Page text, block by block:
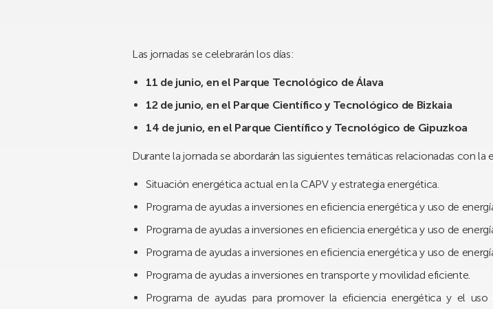
Las jornadas se celebrarán los días:
11 de junio, en el Parque Tecnológico de Álava
12 de junio, en el Parque Científico y Tecnológico de Bizkaia
14 de junio, en el Parque Científico y Tecnológico de Gipuzkoa
Durante la jornada se abordarán las siguientes temáticas relacionadas con la
Situación energética actual en la CAPV y estrategia energética.
Programa de ayudas a inversiones en eficiencia energética y uso de
Programa de ayudas a inversiones en eficiencia energética y uso de
Programa de ayudas a inversiones en eficiencia energética y uso de
Programa de ayudas a inversiones en transporte y movilidad eficiente.
Programa de ayudas para promover la eficiencia energética y el